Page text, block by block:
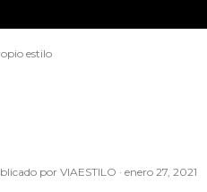
estilo
por VIAESTILO enero 27, 2021